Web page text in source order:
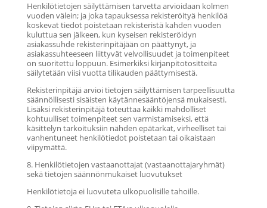
Henkilötietojen säilyttämisen tarvetta arvioidaan kolmen
vuoden välein; ja joka tapauksessa rekisteröityä henkilöä
koskevat tiedot poistetaan rekisteristä kahden vuoden
kuluttua sen jälkeen, kun kyseisen rekisteröidyn
asiakassuhde rekisterinpitäjään on päättynyt, ja
asiakassuhteeseen liittyvät velvollisuudet ja toimenpiteet
on suoritettu loppuun. Esimerkiksi kirjanpitotositteita
säilytetään viisi vuotta tilikauden päättymisestä.
Rekisterinpitäjä arvioi tietojen säilyttämisen tarpeellisuutta
säännöllisesti sisäisten käytännesääntöjensä mukaisesti.
Lisäksi rekisterinpitäjä toteuttaa kaikki mahdolliset
kohtuulliset toimenpiteet sen varmistamiseksi, että
käsittelyn tarkoituksiin nähden epätarkat, virheelliset tai
vanhentuneet henkilötiedot poistetaan tai oikaistaan
viipymättä.
8. Henkilötietojen vastaanottajat (vastaanottajaryhmät)
sekä tietojen säännönmukaiset luovutukset
Henkilötietoja ei luovuteta ulkopuolisille tahoille.